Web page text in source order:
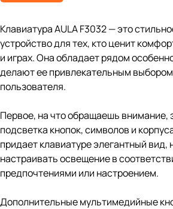
Клавиатура AULA F3032 — это
устройство для тех, кто ценит
и играх. Она обладает рядом
делают ее привлекательным
пользователя.
Первое, на что обращаешь внимание,
подсветка кнопок, символов и
придает клавиатуре элегантный вид,
настраивать освещение в
предпочтениями или настроением.
Дополнительные мультимедийные